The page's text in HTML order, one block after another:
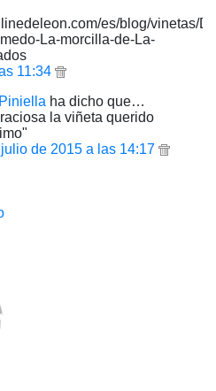
es/blog/vinetas/
La-morcilla-de-La-
11:34
ha dicho que…
la viñeta querido
de 2015 a las 14:17